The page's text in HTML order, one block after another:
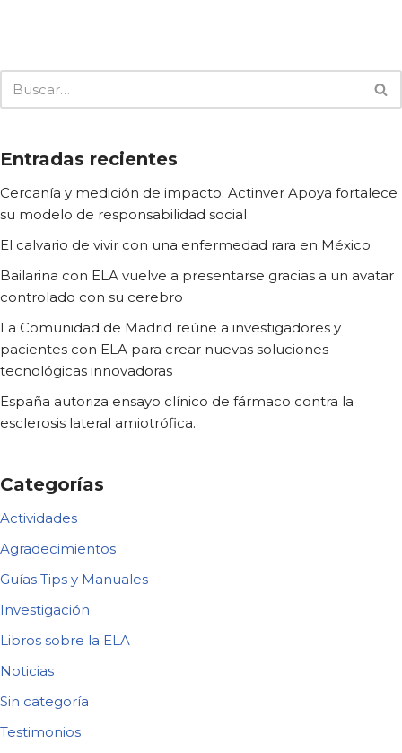
Entradas recientes
Cercanía y medición de impacto: Actinver Apoya fortalece
su modelo de responsabilidad social
El calvario de vivir con una enfermedad rara en México
Bailarina con ELA vuelve a presentarse gracias a un avatar
controlado con su cerebro
La Comunidad de Madrid reúne a investigadores y
pacientes con ELA para crear nuevas soluciones
tecnológicas innovadoras
España autoriza ensayo clínico de fármaco contra la
esclerosis lateral amiotrófica.
Categorías
Actividades
Agradecimientos
Guías Tips y Manuales
Investigación
Libros sobre la ELA
Noticias
Sin categoría
Testimonios